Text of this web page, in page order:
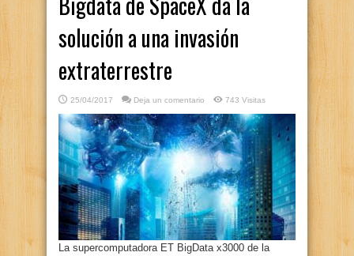
solución a una invasión
extraterrestre
25/04/2017 Deja un comentario 743 Visitas
La supercomputadora ET BigData x3000 de la